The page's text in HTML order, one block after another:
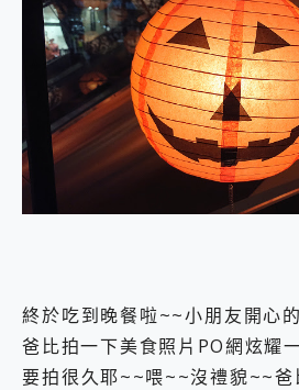
終於吃到晚餐啦~~小朋友開心
爸比拍一下美食照片PO網炫耀
要拍很久耶~~喂~~沒禮貌~~爸